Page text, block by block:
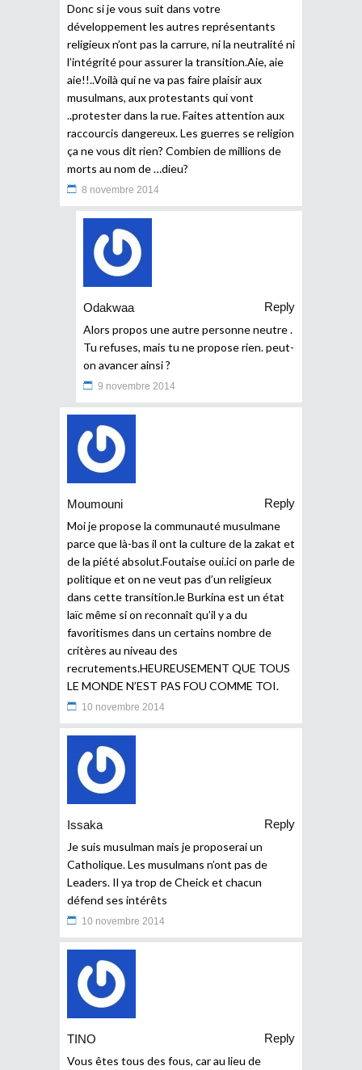
Donc si je vous suit dans votre
développement les autres représentants
religieux n’ont pas la carrure, ni la neutralité ni
l’intégrité pour assurer la transition.Aie, aie
aie!!..Voilà qui ne va pas faire plaisir aux
musulmans, aux protestants qui vont
..protester dans la rue. Faites attention aux
raccourcis dangereux. Les guerres se religion
ça ne vous dit rien? Combien de millions de
morts au nom de …dieu?
8 novembre 2014
Odakwaa
Reply
Alors propos une autre personne neutre .
Tu refuses, mais tu ne propose rien. peut-
on avancer ainsi ?
9 novembre 2014
Moumouni
Reply
Moi je propose la communauté musulmane
parce que là-bas il ont la culture de la zakat et
de la piété absolut.Foutaise oui.ici on parle de
politique et on ne veut pas d’un religieux
dans cette transition.le Burkina est un état
laïc même si on reconnaît qu’il y a du
favoritismes dans un certains nombre de
critères au niveau des
recrutements.HEUREUSEMENT QUE TOUS
LE MONDE N’EST PAS FOU COMME TOI.
10 novembre 2014
Issaka
Reply
Je suis musulman mais je proposerai un
Catholique. Les musulmans n’ont pas de
Leaders. Il ya trop de Cheick et chacun
défend ses intérêts
10 novembre 2014
TINO
Reply
Vous êtes tous des fous, car au lieu de